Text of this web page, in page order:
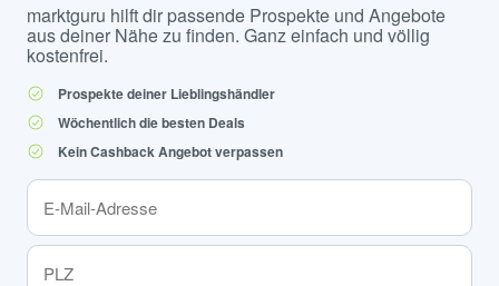
marktguru hilft dir passende Prospekte und Angebote
aus deiner Nähe zu finden. Ganz einfach und völlig
kostenfrei.
Prospekte deiner Lieblingshändler
Wöchentlich die besten Deals
Kein Cashback Angebot verpassen